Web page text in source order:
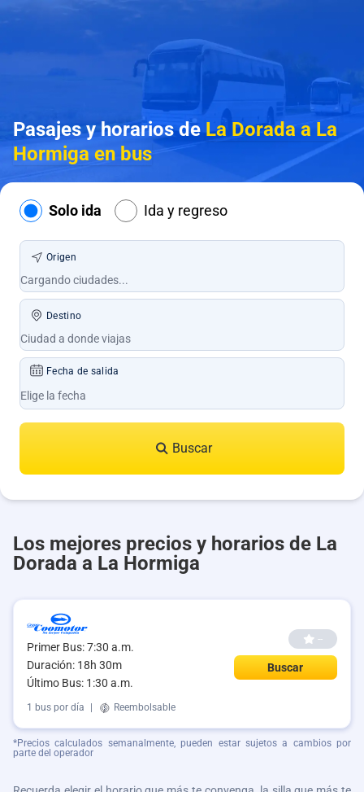
Pasajes y horarios deLa Dorada a La
Hormiga en bus
Solo ida Ida y regreso
Origen
Destino
Fecha de salida
Buscar
Los mejores precios y horarios de La
Dorada a La Hormiga
Primer Bus: 7:30 a.m.
Duración: 18h 30m
Último Bus: 1:30 a.m.
--
Buscar
1 bus por día Reembolsable
*Precios calculados semanalmente, pueden estar sujetos a cambios por
parte del operador